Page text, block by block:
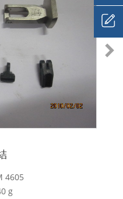
4605
g